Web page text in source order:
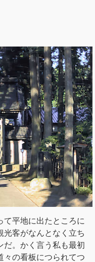
て平地に出たところに
光客がなんとなく立ち
だ。かく言う私も最初
々の看板につられてつ